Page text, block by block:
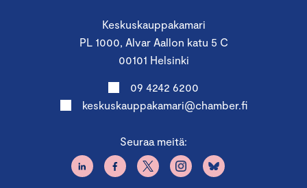
Keskuskauppakamari
PL 1000, Alvar Aallon katu 5 C
00101 Helsinki
09 4242 6200
keskuskauppakamari@chamber.fi
Seuraa meitä: